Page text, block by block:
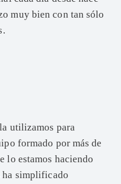
muy bien con tan sólo
utilizamos para
formado por más de
lo estamos haciendo
ha simplificado